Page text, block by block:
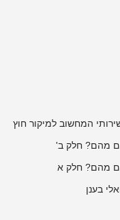
המחשוב למיקור חוץ
מהם? חלק ב'
מהם? חלק א